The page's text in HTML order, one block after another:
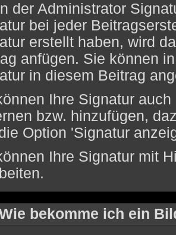
der Administrator
bei jeder
erstellt haben, wird
anfügen. Sie können
in diesem Beitrag
Ihre Signatur
bzw. hinzufügen,
Option 'Signatur
Ihre Signatur mit
bekomme ich ein